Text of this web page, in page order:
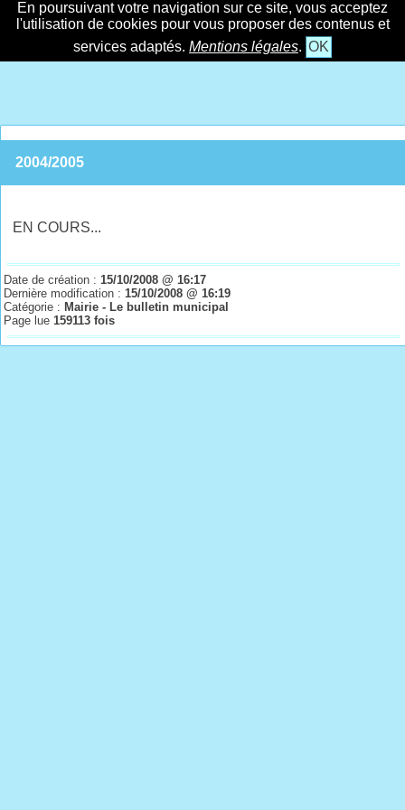
En poursuivant votre navigation sur ce site, vous acceptez
l'utilisation de cookies pour vous proposer des contenus et
services adaptés. Mentions légales. OK
2004/2005
EN COURS...
Date de création :15/10/2008 @ 16:17
Dernière modification :15/10/2008 @ 16:19
Catégorie : Mairie - Le bulletin municipal
Page lue159113 fois